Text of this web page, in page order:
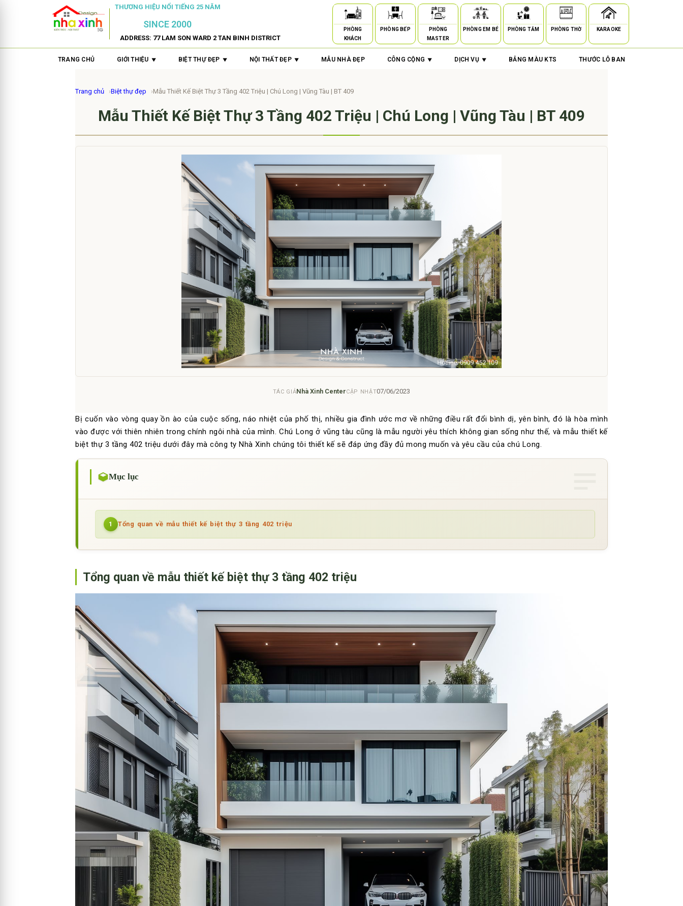
THƯƠNG HIỆU NỔI TIẾNG 25 NĂM
SINCE 2000
ADDRESS: 77 LAM SON WARD 2 TAN BINH DISTRICT
PHÒNG
KHÁCH
PHÒNG BẾP
PHÒNG
MASTER
PHÒNG EM BÉ PHÒNG TẮM PHÒNG THỜ KARAOKE
TRANG CHỦ GIỚI THIỆU BIỆT THỰ ĐẸP NỘI THẤT ĐẸP MẪU NHÀ ĐẸP CÔNG CỘNG DỊCH VỤ BẢNG MÀU KTS THƯỚC LỖ BAN
Trang chủ Biệt thự đẹp Mẫu Thiết Kế Biệt Thự 3 Tầng 402 Triệu | Chú Long | Vũng Tàu | BT 409
Mẫu Thiết Kế Biệt Thự 3 Tầng 402 Triệu | Chú Long | Vũng Tàu | BT 409
TÁC GIẢNhà Xinh CenterCẬP NHẬT07/06/2023
Bị cuốn vào vòng quay ồn ào của cuộc sống, náo nhiệt của phố thị, nhiều gia đình ước mơ về những điều rất đổi bình dị, yên bình, đó là hòa mình
vào được với thiên nhiên trong chính ngôi nhà của mình. Chú Long ở vũng tàu cũng là mẫu người yêu thích không gian sống như thế, và mẫu thiết kế
biệt thự 3 tầng 402 triệu dưới đây mà công ty Nhà Xinh chúng tôi thiết kế sẽ đáp ứng đầy đủ mong muốn và yêu cầu của chú Long.
Mục lục
1 Tổng quan về mẫu thiết kế biệt thự 3 tầng 402 triệu
Tổng quan về mẫu thiết kế biệt thự 3 tầng 402 triệu